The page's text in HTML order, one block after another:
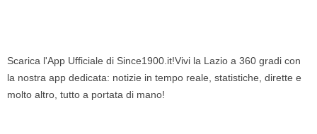
Scarica l'App Ufficiale di Since1900.it!Vivi la Lazio a 360 gradi con
la nostra app dedicata: notizie in tempo reale, statistiche, dirette e
molto altro, tutto a portata di mano!